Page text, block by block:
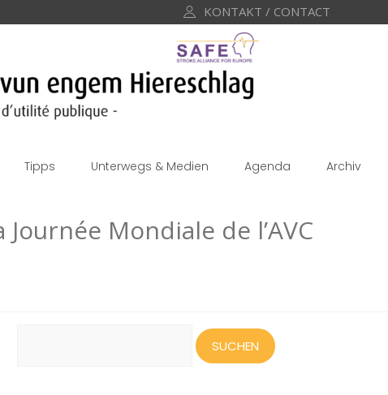
KONTAKT / CONTACT
Tipps Unterwegs & Medien Agenda Archiv
Mondiale de l’AVC